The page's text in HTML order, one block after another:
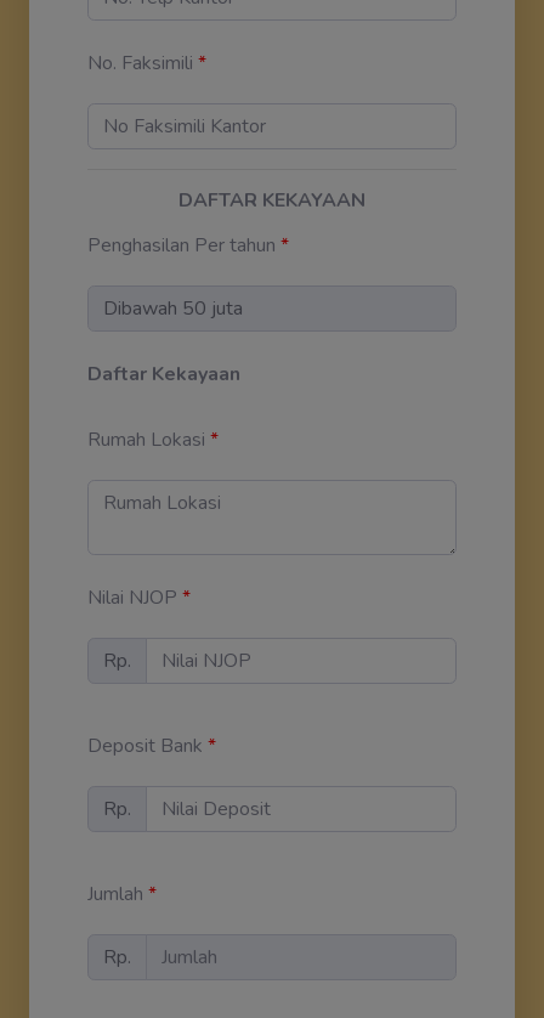
No. Faksimili *
DAFTAR KEKAYAAN
Penghasilan Per tahun *
Daftar Kekayaan
Rumah Lokasi *
Nilai NJOP *
Rp.
Deposit Bank *
Rp.
Jumlah *
Rp.